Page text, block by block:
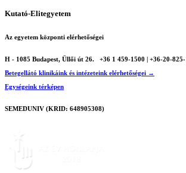
Kutató-Elitegyetem
Az egyetem központi elérhetőségei
H - 1085 Budapest, Üllői út 26.
+36 1 459-1500 | +36-20-
Betegellátó klinikáink és intézeteink elérhetőségei →
Egységeink térképen
SEMEDUNIV (KRID: 648905308)